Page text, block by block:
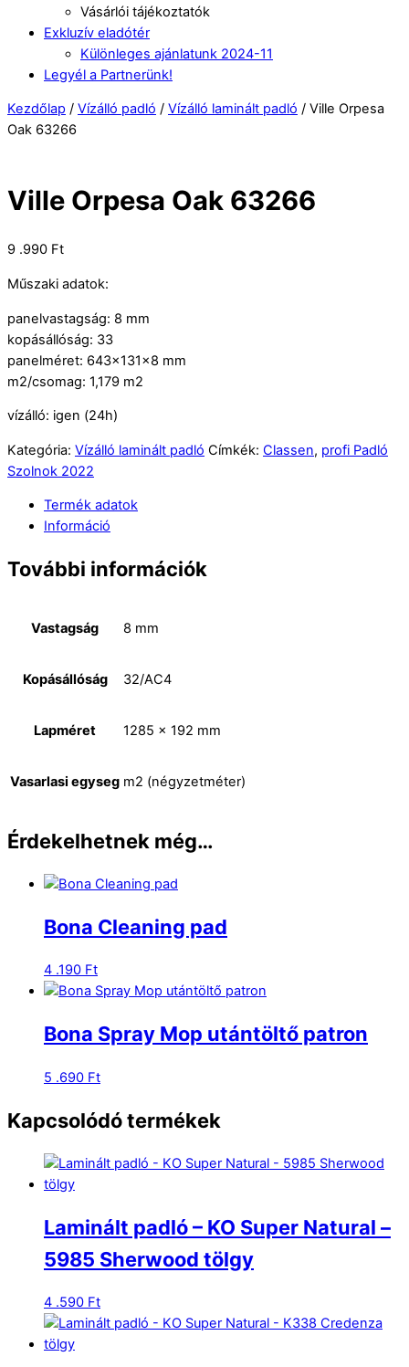
Vásárlói tájékoztatók
Exkluzív eladótér
Különleges ajánlatunk 2024-11
Legyél a Partnerünk!
Kezdőlap / Vízálló padló / Vízálló laminált padló / Ville Orpesa
Oak 63266
Ville Orpesa Oak 63266
9 .990 Ft
Műszaki adatok:
panelvastagság: 8 mm
kopásállóság: 33
panelméret: 643x131x8 mm
m2/csomag: 1,179 m2
vízálló: igen (24h)
Kategória: Vízálló laminált padló Címkék: Classen, profi Padló
Szolnok 2022
Termék adatok
Információ
További információk
Vastagság 8 mm
Kopásállóság 32/AC4
Lapméret 1285 x 192 mm
Vasarlasi egyseg m2 (négyzetméter)
Érdekelhetnek még…
Bona Cleaning pad
4 .190 Ft
Bona Spray Mop utántöltő patron
5 .690 Ft
Kapcsolódó termékek
Laminált padló – KO Super Natural –
5985 Sherwood tölgy
4 .590 Ft